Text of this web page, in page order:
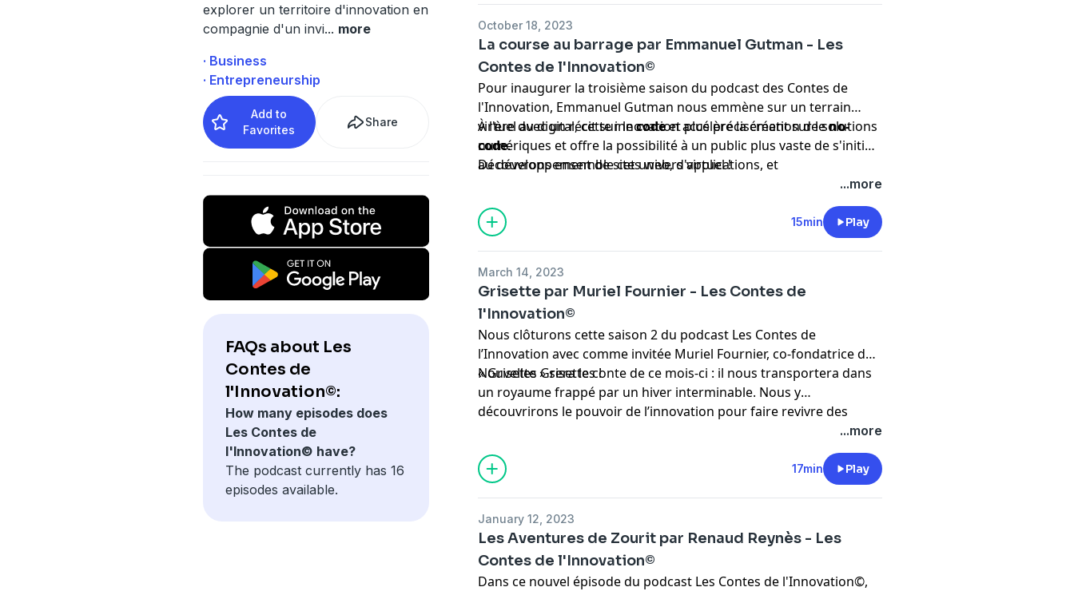
explorer un territoire d'innovation en
compagnie d'un invi... more
· Business
· Entrepreneurship
Add to
Favorites
Share
FAQs about Les
Contes de
l'Innovation©:
How many episodes does
Les Contes de
l'Innovation© have?
The podcast currently has 16
episodes available.
October 18, 2023
La course au barrage par Emmanuel Gutman - Les
Contes de l'Innovation©
Pour inaugurer la troisième saison du podcast des Contes de
l'Innovation, Emmanuel Gutman nous emmène sur un terrain
virtuel avec un récit sur lecodeet plus précisément sur leno-
code.
À l'ère du digital, cette innovation accélère la création de solutions
numériques et offre la possibilité à un public plus vaste de s'initier
au développement de sites web, d'applications, et
Découvrons ensemble cet univers virtuel !
...more
15min Play
March 14, 2023
Grisette par Muriel Fournier - Les Contes de
l'Innovation©
Nous clôturons cette saison 2 du podcast Les Contes de
l’Innovation avec comme invitée Muriel Fournier, co-fondatrice des
Nouvelles Grisettes !
« Grisette » sera le conte de ce mois-ci : il nous transportera dans
un royaume frappé par un hiver interminable. Nous y
découvrirons le pouvoir de l’innovation pour faire revivre des
...more
17min Play
January 12, 2023
Les Aventures de Zourit par Renaud Reynès - Les
Contes de l'Innovation©
Dans ce nouvel épisode du podcast Les Contes de l'Innovation©,